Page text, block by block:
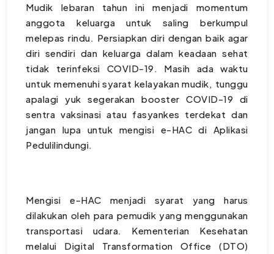
Mudik lebaran tahun ini menjadi momentum
anggota keluarga untuk saling berkumpul
melepas rindu. Persiapkan diri dengan baik agar
diri sendiri dan keluarga dalam keadaan sehat
tidak terinfeksi COVID-19. Masih ada waktu
untuk memenuhi syarat kelayakan mudik, tunggu
apalagi yuk segerakan booster COVID-19 di
sentra vaksinasi atau fasyankes terdekat dan
jangan lupa untuk mengisi e-HAC di Aplikasi
Pedulilindungi.
Mengisi e-HAC menjadi syarat yang harus
dilakukan oleh para pemudik yang menggunakan
transportasi udara. Kementerian Kesehatan
melalui Digital Transformation Office (DTO)